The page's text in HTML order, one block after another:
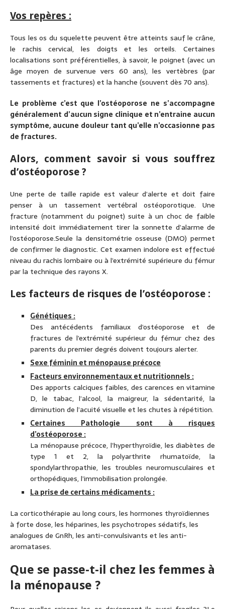
Vos repères :
Tous les os du squelette peuvent être atteints sauf le crâne,
le rachis cervical, les doigts et les orteils. Certaines
localisations sont préférentielles, à savoir, le poignet (avec un
âge moyen de survenue vers 60 ans), les vertèbres (par
tassements et fractures) et la hanche (souvent dès 70 ans).
Le problème c’est que l’ostéoporose ne s’accompagne
généralement d’aucun signe clinique et n’entraine aucun
symptôme, aucune douleur tant qu’elle n’occasionne pas
de fractures.
Alors, comment savoir si vous souffrez
d’ostéoporose ?
Une perte de taille rapide est valeur d’alerte et doit faire
penser à un tassement vertébral ostéoporotique. Une
fracture (notamment du poignet) suite à un choc de faible
intensité doit immédiatement tirer la sonnette d’alarme de
l’ostéoporose.Seule la densitométrie osseuse (DMO) permet
de confirmer le diagnostic. Cet examen indolore est effectué
niveau du rachis lombaire ou à l’extrémité supérieure du fémur
par la technique des rayons X.
Les facteurs de risques de l’ostéoporose :
Génétiques :
Des antécédents familiaux d’ostéoporose et de
fractures de l’extrémité supérieur du fémur chez des
parents du premier degrés doivent toujours alerter.
Sexe féminin et ménopause précoce
Facteurs environnementaux et nutritionnels :
Des apports calciques faibles, des carences en vitamine
D, le tabac, l’alcool, la maigreur, la sédentarité, la
diminution de l’acuité visuelle et les chutes à répétition.
Certaines Pathologie sont à risques
d’ostéoporose :
La ménopause précoce, l’hyperthyroïdie, les diabètes de
type 1 et 2, la polyarthrite rhumatoïde, la
spondylarthropathie, les troubles neuromusculaires et
orthopédiques, l’immobilisation prolongée.
La prise de certains médicaments :
La corticothérapie au long cours, les hormones thyroïdiennes
à forte dose, les héparines, les psychotropes sédatifs, les
analogues de GnRh, les anti-convulsivants et les anti-
aromatases.
Que se passe-t-il chez les femmes à
la ménopause ?